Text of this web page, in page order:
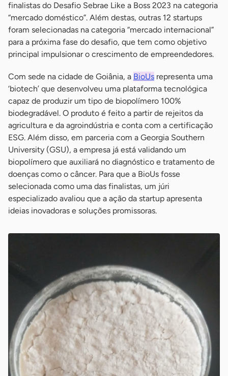
finalistas do Desafio Sebrae Like a Boss 2023 na categoria
“mercado doméstico”. Além destas, outras 12 startups
foram selecionadas na categoria “mercado internacional”
para a próxima fase do desafio, que tem como objetivo
principal impulsionar o crescimento de empreendedores.
Com sede na cidade de Goiânia, a BioUs representa uma
‘biotech’ que desenvolveu uma plataforma tecnológica
capaz de produzir um tipo de biopolímero 100%
biodegradável. O produto é feito a partir de rejeitos da
agricultura e da agroindústria e conta com a certificação
ESG. Além disso, em parceria com a Georgia Southern
University (GSU), a empresa já está validando um
biopolímero que auxiliará no diagnóstico e tratamento de
doenças como o câncer. Para que a BioUs fosse
selecionada como uma das finalistas, um júri
especializado avaliou que a ação da startup apresenta
ideias inovadoras e soluções promissoras.